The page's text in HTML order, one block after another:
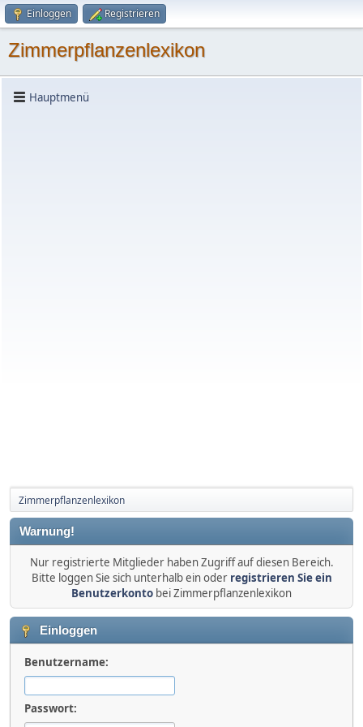
Einloggen Registrieren
Zimmerpflanzenlexikon
Hauptmenü
Zimmerpflanzenlexikon
Warnung!
Nur registrierte Mitglieder haben Zugriff auf diesen Bereich.
Bitte loggen Sie sich unterhalb ein oder registrieren Sie ein
Benutzerkonto bei Zimmerpflanzenlexikon
Einloggen
Benutzername:
Passwort: